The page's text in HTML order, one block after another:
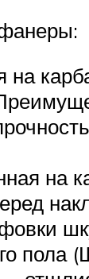
на
на
пола